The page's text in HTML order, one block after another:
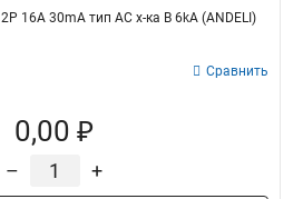
16A 30mA тип AC х-ка B 6kA (ANDELI)
Сравнить
0,00 ₽
– +